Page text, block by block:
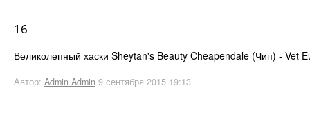
16
Великолепный хаски Sheytan's Beauty Cheapendale (Чип) - Vet
Автор: Admin Admin 9 сентября 2015 19:13